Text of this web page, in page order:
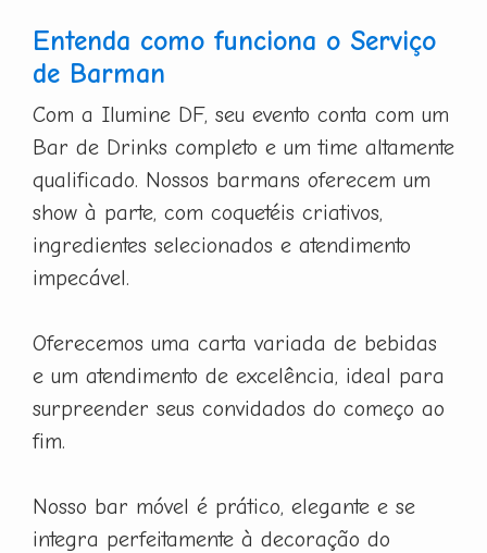
Entenda como funciona o Serviço
de Barman
Com a Ilumine DF, seu evento conta com um
Bar de Drinks completo e um time altamente
qualificado. Nossos barmans oferecem um
show à parte, com coquetéis criativos,
ingredientes selecionados e atendimento
impecável.
Oferecemos uma carta variada de bebidas
e um atendimento de excelência, ideal para
surpreender seus convidados do começo ao
fim.
Nosso bar móvel é prático, elegante e se
integra perfeitamente à decoração do